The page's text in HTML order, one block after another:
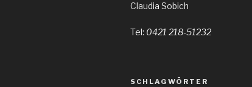
Claudia Sobich
Tel: 0421 218-51232
SCHLAGWÖRTER